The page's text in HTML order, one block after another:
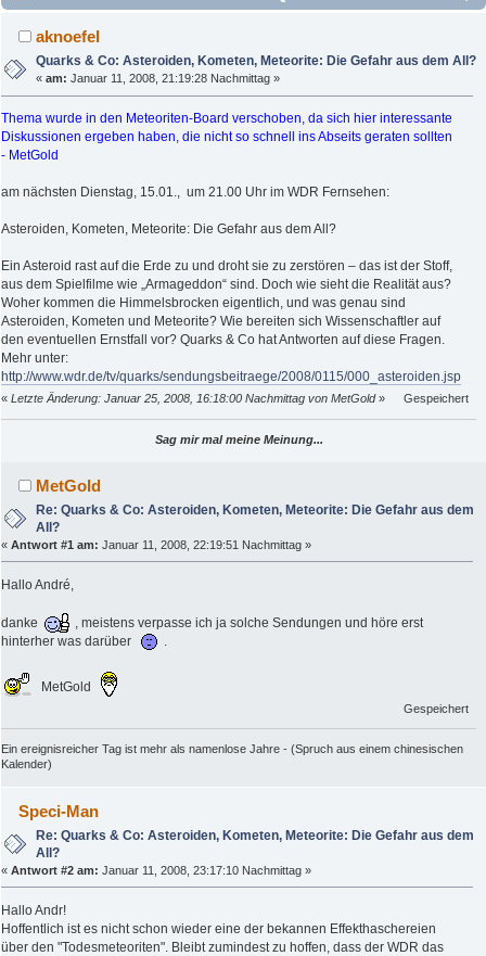
Kometen, Meteorite: Die Gefahr aus dem All? (Gelesen 34178
mal)
aknoefel
Quarks & Co: Asteroiden, Kometen, Meteorite: Die Gefahr aus dem All?
«am: Januar 11, 2008, 21:19:28 Nachmittag »
Thema wurde in den Meteoriten-Board verschoben, da sich hier interessante
Diskussionen ergeben haben, die nicht so schnell ins Abseits geraten sollten
- MetGold
am nächsten Dienstag, 15.01., um 21.00 Uhr im WDR Fernsehen:
Asteroiden, Kometen, Meteorite: Die Gefahr aus dem All?
Ein Asteroid rast auf die Erde zu und droht sie zu zerstören – das ist der Stoff,
aus dem Spielfilme wie „Armageddon“ sind. Doch wie sieht die Realität aus?
Woher kommen die Himmelsbrocken eigentlich, und was genau sind
Asteroiden, Kometen und Meteorite? Wie bereiten sich Wissenschaftler auf
den eventuellen Ernstfall vor? Quarks & Co hat Antworten auf diese Fragen.
Mehr unter:
http://www.wdr.de/tv/quarks/sendungsbeitraege/2008/0115/000_asteroiden.jsp
« Letzte Änderung: Januar 25, 2008, 16:18:00 Nachmittag von MetGold» Gespeichert
Sag mir mal meine Meinung...
MetGold
Re: Quarks & Co: Asteroiden, Kometen, Meteorite: Die Gefahr aus dem
All?
« Antwort #1 am: Januar 11, 2008, 22:19:51 Nachmittag »
Hallo André,
danke
, meistens verpasse ich ja solche Sendungen und höre erst
hinterher was darüber
MetGold
Gespeichert
Ein ereignisreicher Tag ist mehr als namenlose Jahre - (Spruch aus einem chinesischen
Kalender)
Speci-Man
Re: Quarks & Co: Asteroiden, Kometen, Meteorite: Die Gefahr aus dem
All?
« Antwort #2 am: Januar 11, 2008, 23:17:10 Nachmittag »
Hallo Andr!
Hoffentlich ist es nicht schon wieder eine der bekannen Effekthaschereien
über den "Todesmeteoriten". Bleibt zumindest zu hoffen, dass der WDR das